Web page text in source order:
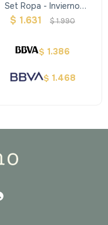
Set Ropa - Invierno
Y Orejeras - Our
$ 1.631 $1.990
$ 1.386
$ 1.468